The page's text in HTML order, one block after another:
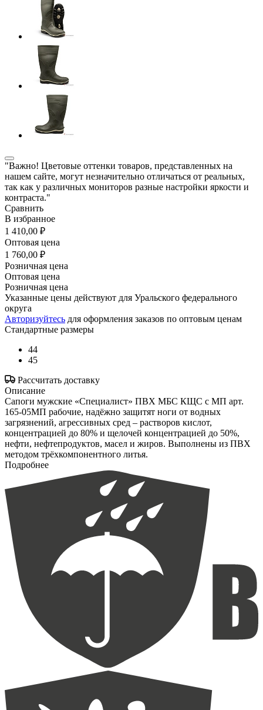
"Важно! Цветовые оттенки товаров, представленных на
нашем сайте, могут незначительно отличаться от реальных,
так как у различных мониторов разные настройки яркости и
контраста."
Сравнить
В избранное
1 410,00 ₽
Оптовая цена
1 760,00 ₽
Розничная цена
Оптовая цена
Розничная цена
Указанные цены действуют для Уральского федерального
округа
Авторизуйтесь для оформления заказов по оптовым ценам
Стандартные размеры
44
45
Рассчитать доставку
Описание
Сапоги мужские «Специалист» ПВХ МБС КЩС с МП арт.
165-05МП рабочие, надёжно защитят ноги от водных
загрязнений, агрессивных сред – растворов кислот,
концентрацией до 80% и щелочей концентрацией до 50%,
нефти, нефтепродуктов, масел и жиров. Выполнены из ПВХ
методом трёхкомпонентного литья.
Подробнее